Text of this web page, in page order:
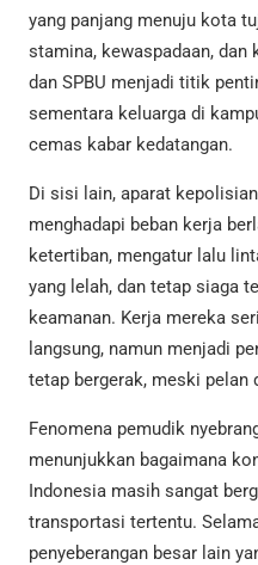
yang panjang menuju kota
stamina, kewaspadaan, dan
dan SPBU menjadi titik
sementara keluarga di
cemas kabar kedatangan.
Di sisi lain, aparat
menghadapi beban kerja
ketertiban, mengatur lalu
yang lelah, dan tetap siaga
keamanan. Kerja mereka
langsung, namun menjadi
tetap bergerak, meski pelan
Fenomena pemudik
menunjukkan bagaimana
Indonesia masih sangat
transportasi tertentu.
penyeberangan besar lain